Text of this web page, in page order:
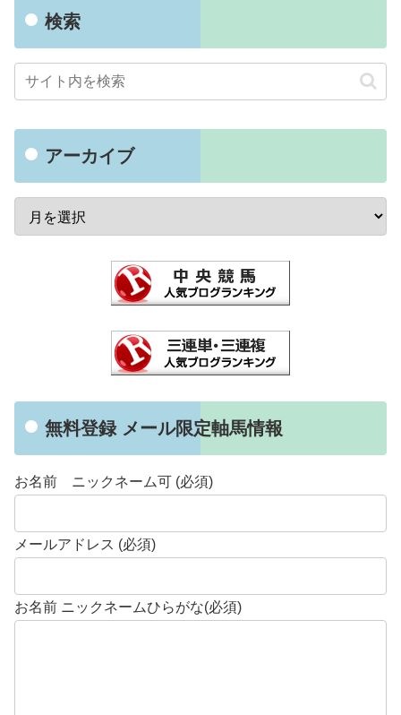
検索
アーカイブ
無料登録 メール限定軸馬情報
お名前 ニックネーム可 (必須)
メールアドレス (必須)
お名前 ニックネームひらがな(必須)